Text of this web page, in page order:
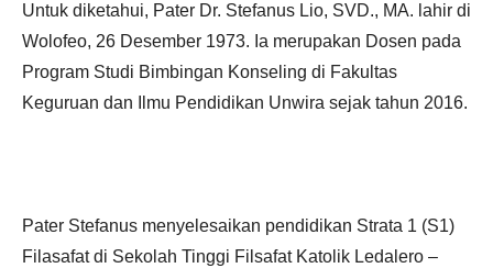
Untuk diketahui, Pater Dr. Stefanus Lio, SVD., MA. lahir di
Wolofeo, 26 Desember 1973. Ia merupakan Dosen pada
Program Studi Bimbingan Konseling di Fakultas
Keguruan dan Ilmu Pendidikan Unwira sejak tahun 2016.
Pater Stefanus menyelesaikan pendidikan Strata 1 (S1)
Filasafat di Sekolah Tinggi Filsafat Katolik Ledalero –